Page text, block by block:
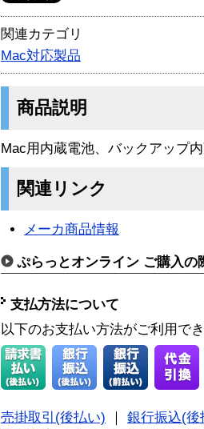
関連カテゴリ
Mac対応製品
商品説明
Mac用内蔵電池、バックアップ
関連リンク
メーカ商品情報
ぷらっとオンライン ご購入の
支払方法について
以下のお支払い方法がご利用で
売掛取引(後払い)
銀行振込(後